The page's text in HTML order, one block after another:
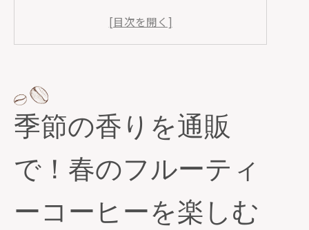
フルーティーな豆の選び方と通販での
hanacoffeeの春限定ブレンドの特徴
春のコーヒーと相性の良いスイーツの
提案
のアイデア
季節の香りを通販
で！春のフルーティ
ーコーヒーを楽しむ